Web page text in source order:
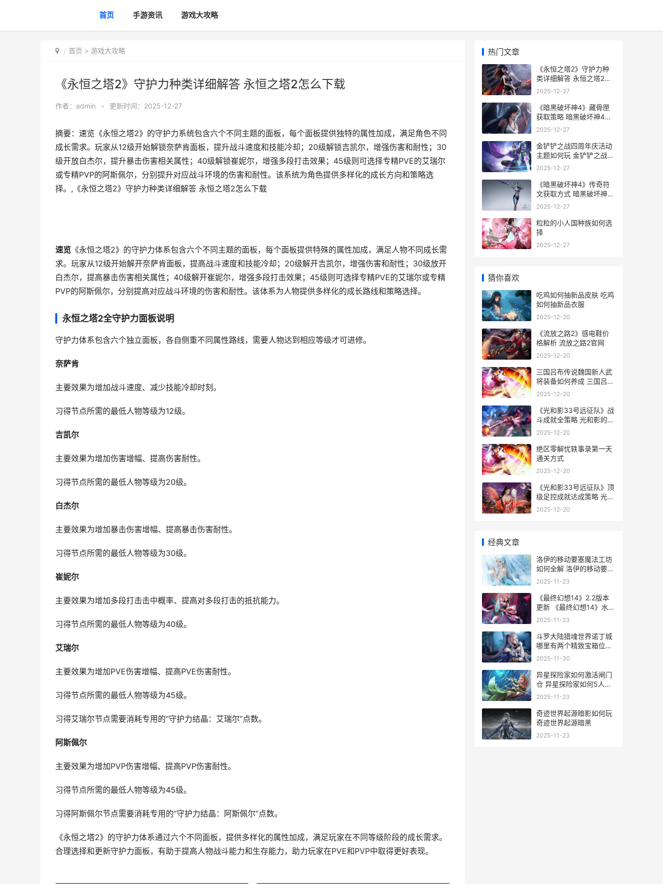
首页 手游资讯 游戏大攻略
首页 > 游戏大攻略
《永恒之塔2》守护力种类详细解答 永恒之塔2怎么下载
作者： admin • 更新时间：2025-12-27
摘要：速览《永恒之塔2》的守护力系统包含六个不同主题的面板，每个面板提供独特的属性加成，满足角色不同
成长需求。玩家从12级开始解锁奈萨肯面板，提升战斗速度和技能冷却；20级解锁吉凯尔，增强伤害和耐性；30
级开放白杰尔，提升暴击伤害相关属性；40级解锁崔妮尔，增强多段打击效果；45级则可选择专精PVE的艾瑞尔
或专精PVP的阿斯佩尔，分别提升对应战斗环境的伤害和耐性。该系统为角色提供多样化的成长方向和策略选
择。,《永恒之塔2》守护力种类详细解答 永恒之塔2怎么下载
速览 《永恒之塔2》的守护力体系包含六个不同主题的面板，每个面板提供特殊的属性加成，满足人物不同成长需
求。玩家从12级开始解开奈萨肯面板，提高战斗速度和技能冷却；20级解开吉凯尔，增强伤害和耐性；30级放开
白杰尔，提高暴击伤害相关属性；40级解开崔妮尔，增强多段打击效果；45级则可选择专精PVE的艾瑞尔或专精
PVP的阿斯佩尔，分别提高对应战斗环境的伤害和耐性。该体系为人物提供多样化的成长路线和策略选择。
永恒之塔2全守护力面板说明
守护力体系包含六个独立面板，各自侧重不同属性路线，需要人物达到相应等级才可进修。
奈萨肯
主要效果为增加战斗速度、减少技能冷却时刻。
习得节点所需的最低人物等级为12级。
吉凯尔
主要效果为增加伤害增幅、提高伤害耐性。
习得节点所需的最低人物等级为20级。
白杰尔
主要效果为增加暴击伤害增幅、提高暴击伤害耐性。
习得节点所需的最低人物等级为30级。
崔妮尔
主要效果为增加多段打击击中概率、提高对多段打击的抵抗能力。
习得节点所需的最低人物等级为40级。
艾瑞尔
主要效果为增加PVE伤害增幅、提高PVE伤害耐性。
习得节点所需的最低人物等级为45级。
习得艾瑞尔节点需要消耗专用的“守护力结晶：艾瑞尔”点数。
阿斯佩尔
主要效果为增加PVP伤害增幅、提高PVP伤害耐性。
习得节点所需的最低人物等级为45级。
习得阿斯佩尔节点需要消耗专用的“守护力结晶：阿斯佩尔”点数。
《永恒之塔2》的守护力体系通过六个不同面板，提供多样化的属性加成，满足玩家在不同等级阶段的成长需求。
合理选择和更新守护力面板，有助于提高人物战斗能力和生存能力，助力玩家在PVE和PVP中取得更好表现。
热门文章
《永恒之塔2》守护力种
类详细解答 永恒之塔2怎
么下载
2025-12-27
《暗黑破坏神4》藏骨匣
获取策略 暗黑破坏神4好
玩吗
2025-12-27
金铲铲之战四周年庆活动
主题如何玩 金铲铲之战四
周年庆
2025-12-27
《暗黑破坏神4》传奇符
文获取方式 暗黑破坏神4
国服什么时候上线
2025-12-27
粒粒的小人国种族如何选
择
2025-12-27
猜你喜欢
吃鸡如何抽新品皮肤 吃鸡
如何抽新品衣服
2025-12-20
《流放之路2》感电鞋价
格解析 流放之路2官网
2025-12-20
三国吕布传说魏国新人武
将装备如何养成 三国吕布
传说魏篇
2025-12-20
《光和影33号远征队》战
斗成就全策略 光和影的传
说第一集
2025-12-20
绝区零解忧轶事录第一天
通关方式
2025-12-20
《光和影33号远征队》顶
级足控成就达成策略 光和
影教材
2025-12-20
经典文章
洛伊的移动要塞魔法工坊
如何全解 洛伊的移动要塞
礼包码
2025-11-23
《最终幻想14》2.2版本
更新 《最终幻想14》水晶
世界预下载开启
2025-11-23
斗罗大陆猎魂世界诺丁城
哪里有两个精致宝箱位置
斗罗大陆猎魂世界兑换码
2025-11-30
异星探险家如何激活闸门
仓 异星探险家如何5人联
机
2025-11-23
奇迹世界起源暗影如何玩
奇迹世界起源暗黑
2025-11-23